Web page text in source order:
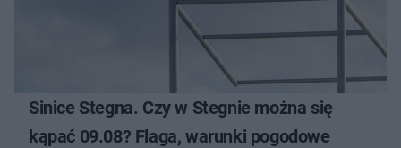
Sinice Stegna. Czy w Stegnie można się
kąpać 09.08? Flaga, warunki pogodowe